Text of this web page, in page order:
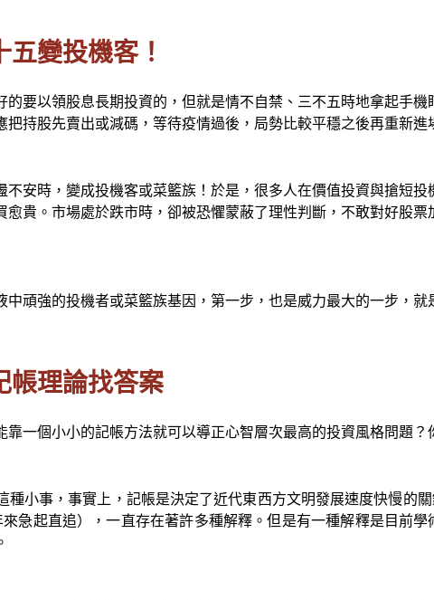
變投機客！
要以領股息長期投資的，但就是情不自禁、三不五時地拿起手
持股先賣出或減碼，等待疫情過後，局勢比較平穩之後再重新進
安時，變成投機客或菜籃族！於是，很多人在價值投資與搶短
貴。市場處於跌市時，卻被恐懼蒙蔽了理性判斷，不敢對好股
頑強的投機者或菜籃族基因，第一步，也是威力最大的一步，就
帳理論找答案
一個小小的記帳方法就可以導正心智層次最高的投資風格問題？
種小事，事實上，記帳是決定了近代東西方文明發展速度快慢的
急起直追），一直存在著許多種解釋。但是有一種解釋是目前